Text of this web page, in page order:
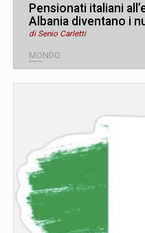
Pensionati italiani
Albania diventano i
di Senio Carletti
MONDO